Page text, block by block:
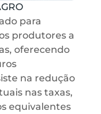
para
produtores a
oferecendo
na redução
nas taxas,
equivalentes